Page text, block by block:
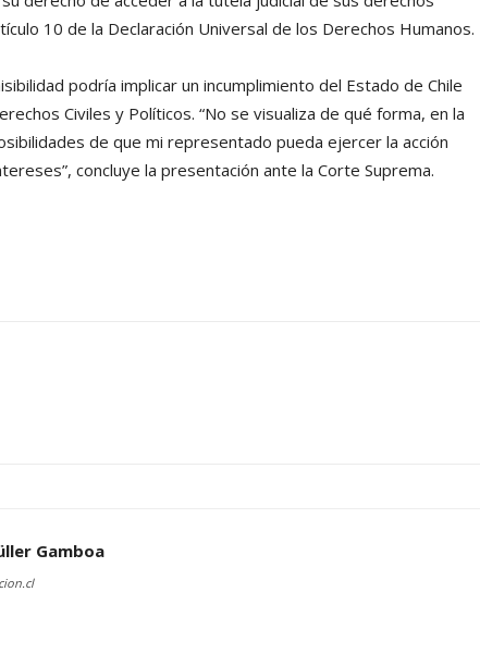
10 de la Declaración Universal de los Derechos Humanos.
podría implicar un incumplimiento del Estado de Chile
Civiles y Políticos. “No se visualiza de qué forma, en la
de que mi representado pueda ejercer la acción
concluye la presentación ante la Corte Suprema.
Gamboa